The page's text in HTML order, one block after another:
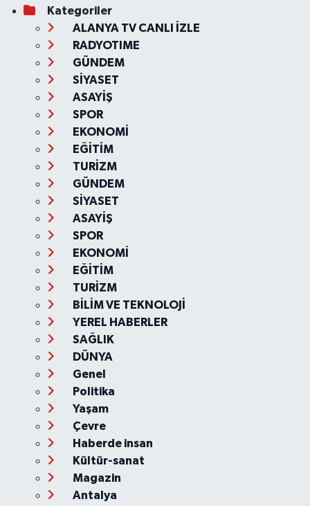
Kategoriler
ALANYA TV CANLI İZLE
RADYOTIME
GÜNDEM
SİYASET
ASAYİŞ
SPOR
EKONOMİ
EĞİTİM
TURİZM
GÜNDEM
SİYASET
ASAYİŞ
SPOR
EKONOMİ
EĞİTİM
TURİZM
BİLİM VE TEKNOLOJİ
YEREL HABERLER
SAĞLIK
DÜNYA
Genel
Politika
Yaşam
Çevre
Haberde insan
Kültür-sanat
Magazin
Antalya